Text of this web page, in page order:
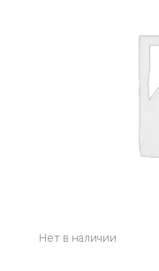
Нет в наличии